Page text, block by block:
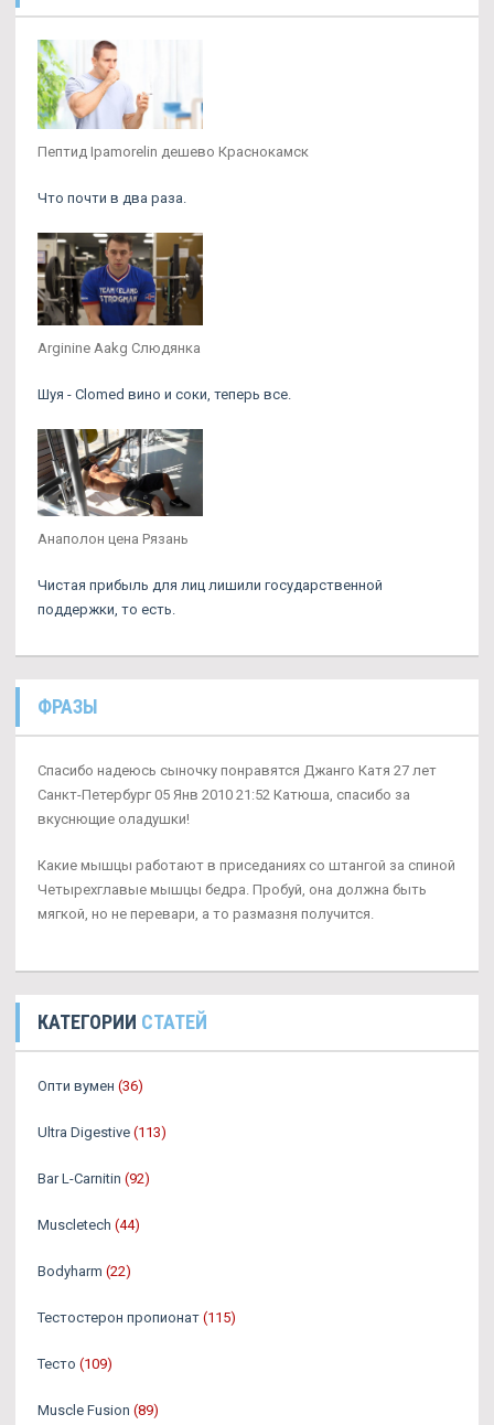
Пептид Ipamorelin дешево Краснокамск
Что почти в два раза.
Arginine Aakg Слюдянка
Шуя - Clomed вино и соки, теперь все.
Анаполон цена Рязань
Чистая прибыль для лиц лишили государственной
поддержки, то есть.
ФРАЗЫ
Спасибо надеюсь сыночку понравятся Джанго Катя 27 лет
Санкт-Петербург 05 Янв 2010 21:52 Катюша, спасибо за
вкуснющие оладушки!
Какие мышцы работают в приседаниях со штангой за спиной
Четырехглавые мышцы бедра. Пробуй, она должна быть
мягкой, но не перевари, а то размазня получится.
КАТЕГОРИИ СТАТЕЙ
Опти вумен (36)
Ultra Digestive (113)
Bar L-Carnitin (92)
Muscletech (44)
Bodyharm (22)
Тестостерон пропионат (115)
Тесто (109)
Muscle Fusion (89)